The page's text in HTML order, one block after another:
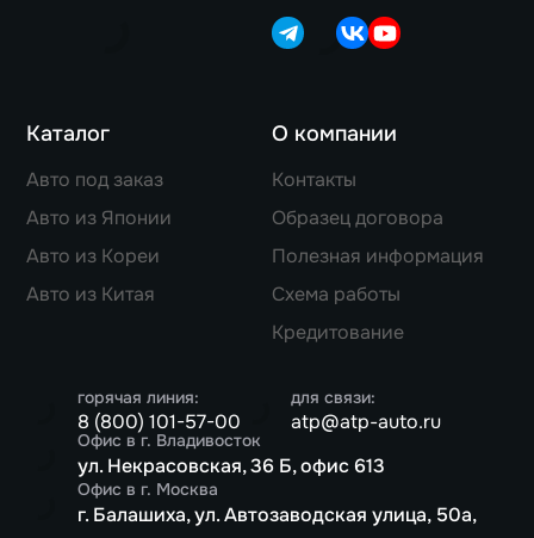
Каталог
Авто под заказ
Авто из Японии
Авто из Кореи
Авто из Китая
О компании
Контакты
Образец договора
Полезная информация
Схема работы
Кредитование
горячая линия:
8 (800) 101-57-00
для связи:
atp@atp-auto.ru
Офис в г. Владивосток
ул. Некрасовская, 36 Б, офис 613
Офис в г. Москва
г. Балашиха, ул. Автозаводская улица, 50а,